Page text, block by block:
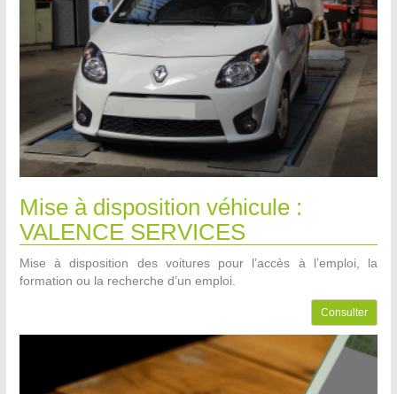
Mise à disposition véhicule :
VALENCE SERVICES
Mise à disposition des voitures pour l’accès à l’emploi, la
formation ou la recherche d’un emploi.
Consulter